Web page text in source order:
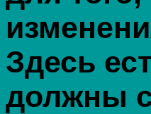
Здесь
должны